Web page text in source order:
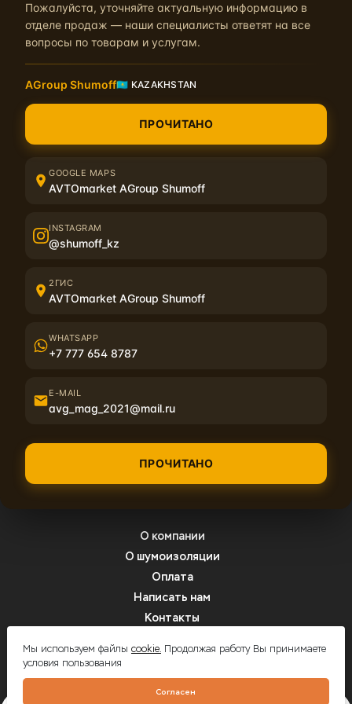
Tuning Room в г. Иваново. Видео также будет полезно тем,
кто хочет сделать шумоизоляцию автомобиля своими
руками.
Похожие материалы
спонсирование автозвуковых проектов в сезоне
2025
02.09.2024 17:00:00
8 (800) 350-01-24
О компании
О шумоизоляции
Оплата
Написать нам
Контакты
Шумоff - шумоизоляция автомобилей
Мы используем файлы cookie.Продолжая работу Вы принимаете
условия пользования
Согласен
Пожалуйста, уточняйте актуальную информацию в
отделе продаж — наши специалисты ответят на все
вопросы по товарам и услугам.
AGroup Shumoff🇰🇿 KAZAKHSTAN
ПРОЧИТАНО
GOOGLE MAPS
AVTOmarket AGroup Shumoff
INSTAGRAM
@shumoff_kz
2ГИС
AVTOmarket AGroup Shumoff
WHATSAPP
+7 777 654 8787
E-MAIL
avg_mag_2021@mail.ru
ПРОЧИТАНО